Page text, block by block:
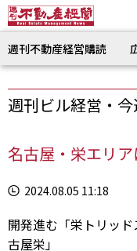
週刊不動産経営購読
週刊ビル経営・
名古屋・栄エリ
2024.08.05 11:18
開発進む「栄トリッ
古屋栄」